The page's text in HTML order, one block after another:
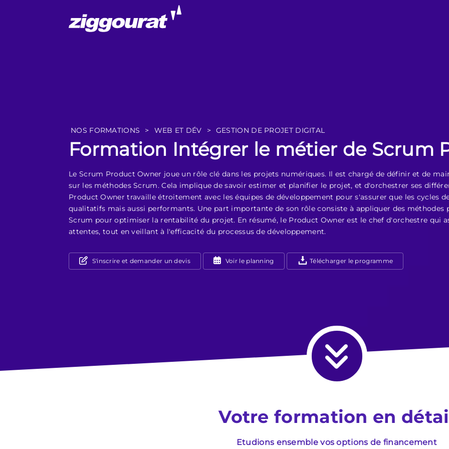
NOS FORMATIONS > WEB ET DÉV > GESTION DE PROJET DIGITAL
Formation Intégrer le métier de Scrum
Le Scrum Product Owner joue un rôle clé dans les projets numériques. Il est chargé de définir et de
sur les méthodes Scrum. Cela implique de savoir estimer et planifier le projet, et d'orchestrer ses
Product Owner travaille étroitement avec les équipes de développement pour s'assurer que les cycles
qualitatifs mais aussi performants. Une part importante de son rôle consiste à appliquer des méthodes
Scrum pour optimiser la rentabilité du projet. En résumé, le Product Owner est le chef d'orchestre qui
attentes, tout en veillant à l'efficacité du processus de développement.
S'inscrire et demander un devis Voir le planning Télécharger le programme
Votre formation en
Etudions ensemble vos options de financement